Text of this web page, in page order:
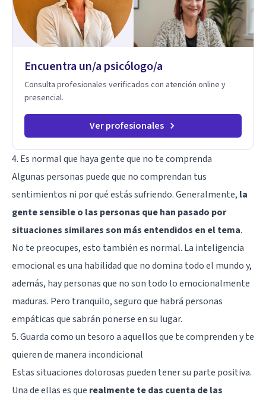
Encuentra un/a psicólogo/a
Consulta profesionales verificados con atención online y
presencial.
Ver profesionales
4. Es normal que haya gente que no te comprenda
Algunas personas puede que no comprendan tus
sentimientos ni por qué estás sufriendo. Generalmente, la
gente sensible o las personas que han pasado por
situaciones similares son más entendidos en el tema.
No te preocupes, esto también es normal. La inteligencia
emocionales una habilidad que no domina todo el mundo y,
además, hay personas que no son todo lo emocionalmente
maduras. Pero tranquilo, seguro que habrá personas
empáticasque sabrán ponerse en su lugar.
5. Guarda como un tesoro a aquellos que te comprenden y te
quieren de manera incondicional
Estas situaciones dolorosas pueden tener su parte positiva.
Una de ellas es que realmente te das cuenta de las